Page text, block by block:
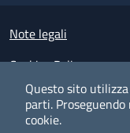
Questo sito
parti.
cookie.
Small prints
Note legali
Cookies Policy
Policy privacy e
Albo pretorio on-line